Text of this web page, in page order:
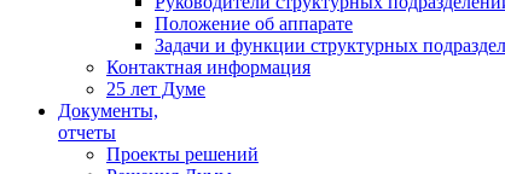
Положение об аппарате
Задачи и функции структурных
Контактная информация
25 лет Думе
Документы,
отчеты
Проекты решений